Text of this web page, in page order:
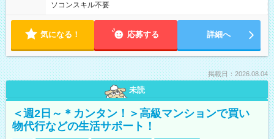
ソコンスキル不要
気になる！ 応募する 詳細へ
掲載日：2026.08.04
未読
＜週2日～＊カンタン！＞高級マンションで買い
物代行などの生活サポート！